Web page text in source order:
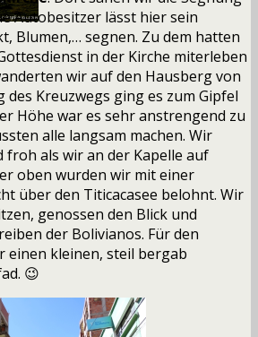
Autobesitzer lässt hier sein
Blumen,… segnen. Zu dem hatten
in der Kirche miterleben
wir auf den Hausberg von
des Kreuzwegs ging es zum Gipfel
Höhe war es sehr anstrengend zu
alle langsam machen. Wir
als wir an der Kapelle auf
oben wurden wir mit einer
über den Titicacasee belohnt. Wir
genossen den Blick und
der Bolivianos. Für den
einen kleinen, steil bergab
😉